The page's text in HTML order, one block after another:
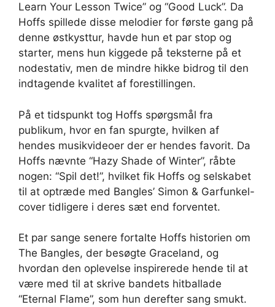
Learn Your Lesson Twice” og “Good Luck”. Da
Hoffs spillede disse melodier for første gang på
denne østkysttur, havde hun et par stop og
starter, mens hun kiggede på teksterne på et
nodestativ, men de mindre hikke bidrog til den
indtagende kvalitet af forestillingen.
På et tidspunkt tog Hoffs spørgsmål fra
publikum, hvor en fan spurgte, hvilken af ​​
hendes musikvideoer der er hendes favorit. Da
Hoffs nævnte “Hazy Shade of Winter”, råbte
nogen: “Spil det!”, hvilket fik Hoffs og selskabet
til at optræde med Bangles’ Simon & Garfunkel-
cover tidligere i deres sæt end forventet.
Et par sange senere fortalte Hoffs historien om
The Bangles, der besøgte Graceland, og
hvordan den oplevelse inspirerede hende til at
være med til at skrive bandets hitballade
“Eternal Flame”, som hun derefter sang smukt.